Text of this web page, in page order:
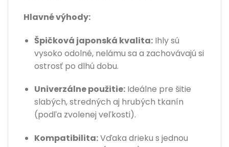
Hlavné výhody:
Špičková japonská kvalita:Ihly sú
vysoko odolné, nelámu sa a zachovávajú si
ostrosť po dlhú dobu.
Univerzálne použitie:Ideálne pre šitie
slabých, stredných aj hrubých tkanín
(podľa zvolenej veľkosti).
Kompatibilita:Vďaka drieku s jednou